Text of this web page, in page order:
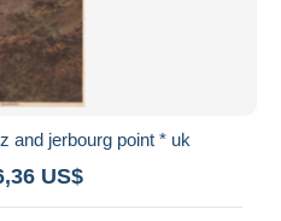
and jerbourg point * uk
US$